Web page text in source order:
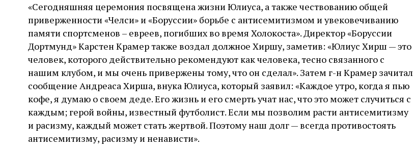
«Сегодняшняя церемония посвящена жизни Юлиуса, а также чествованию общей
приверженности «Челси» и «Боруссии» борьбе с антисемитизмом и увековечиванию
памяти спортсменов – евреев, погибших во время Холокоста». Директор «Боруссии
Дортмунд» Карстен Крамер также воздал должное Хиршу, заметив: «Юлиус Хирш — это
человек, которого действительно рекомендуют как человека, тесно связанного с
нашим клубом, и мы очень привержены тому, что он сделал». Затем г-н Крамер зачитал
сообщение Андреаса Хирша, внука Юлиуса, который заявил: «Каждое утро, когда я пью
кофе, я думаю о своем деде. Его жизнь и его смерть учат нас, что это может случиться с
каждым; герой войны, известный футболист. Если мы позволим расти антисемитизму
и расизму, каждый может стать жертвой. Поэтому наш долг — всегда противостоять
антисемитизму, расизму и ненависти».